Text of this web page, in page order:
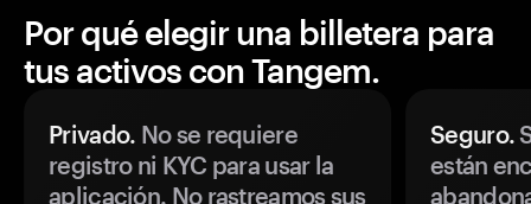
Por qué elegir una billetera para
tus activos con Tangem.
Privado. No se requiere
registro ni KYC para usar la
aplicación. No rastreamos sus
Seguro.
están